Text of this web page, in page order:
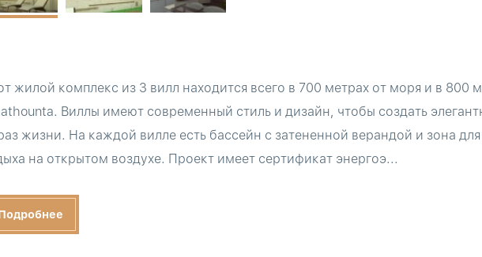
жилой комплекс из 3 вилл находится всего в 700 метрах от моря и в 800
Виллы имеют современный стиль и дизайн, чтобы создать
жизни. На каждой вилле есть бассейн с затененной верандой и зона для
на открытом воздухе. Проект имеет сертификат энергоэ...